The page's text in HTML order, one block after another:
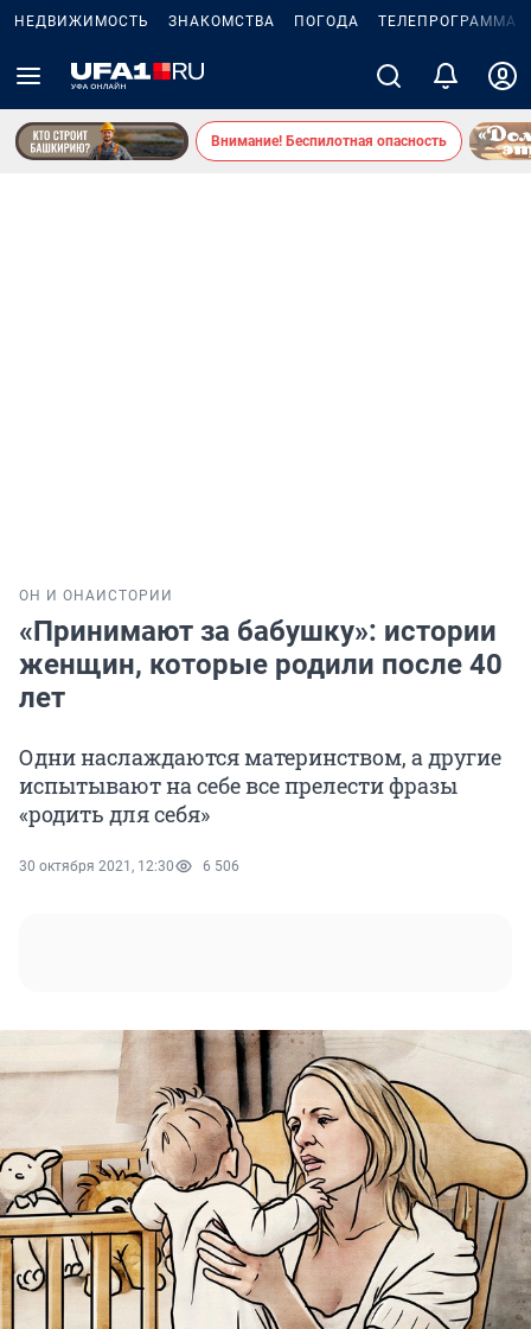
НЕДВИЖИМОСТЬ ЗНАКОМСТВА ПОГОДА ТЕЛЕПРОГРАММА
Внимание! Беспилотная опасность
ОН И ОНА ИСТОРИИ
«Принимают за бабушку»: истории
женщин, которые родили после 40
лет
Одни наслаждаются материнством, а другие
испытывают на себе все прелести фразы
«родить для себя»
30 октября 2021, 12:30 6 506